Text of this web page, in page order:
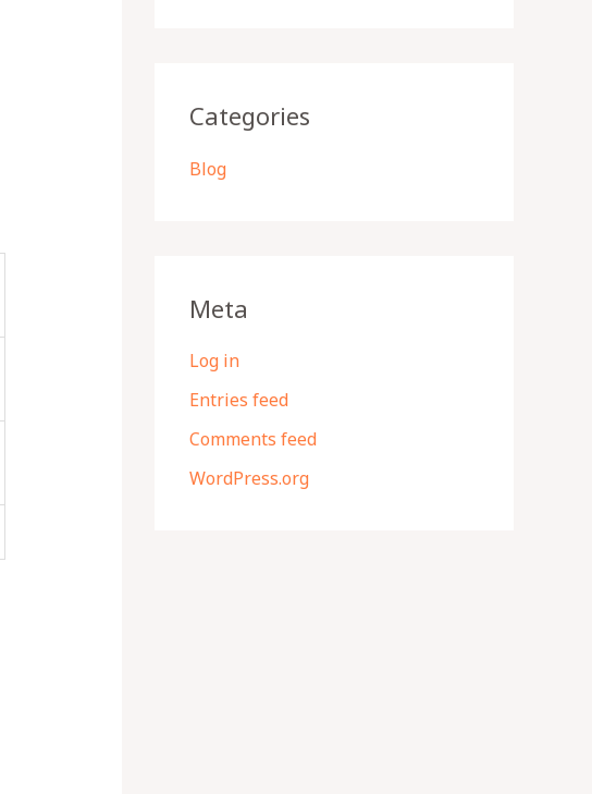
Categories
Blog
Meta
Log in
Entries feed
Comments feed
WordPress.org